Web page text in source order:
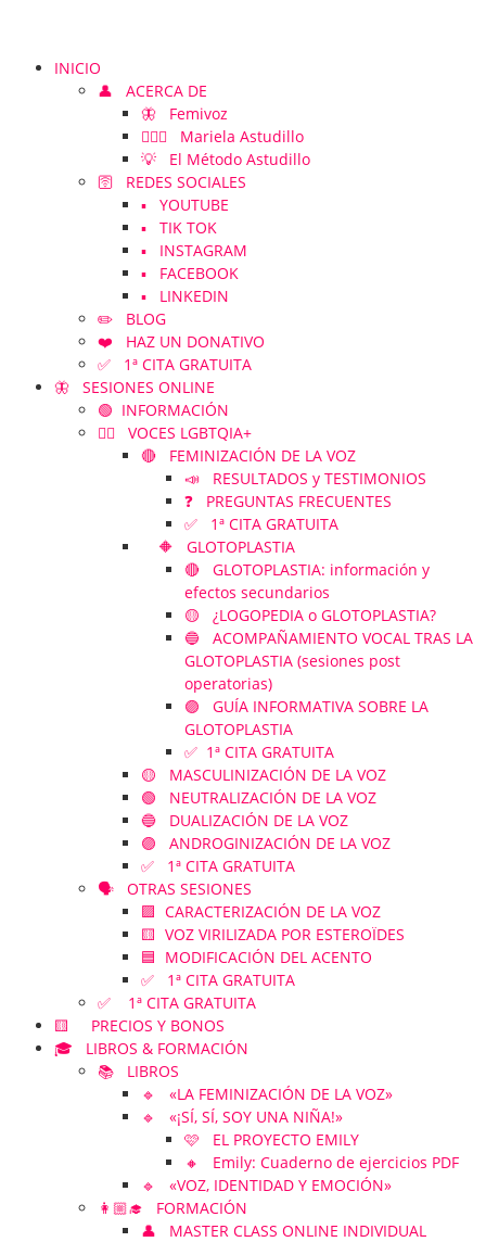
INICIO
👤 ACERCA DE
🦋 Femivoz
👱🏻‍♀️ Mariela Astudillo
💡 El Método Astudillo
🛜 REDES SOCIALES
▪️ YOUTUBE
▪️ TIK TOK
▪️ INSTAGRAM
▪️ FACEBOOK
▪️ LINKEDIN
✏️ BLOG
❤️ HAZ UN DONATIVO
✅ 1ª CITA GRATUITA
🦋 SESIONES ONLINE
🟢 INFORMACIÓN
🏳️‍🌈 VOCES LGBTQIA+
🔴 FEMINIZACIÓN DE LA VOZ
📣 RESULTADOS y TESTIMONIOS
❓ PREGUNTAS FRECUENTES
✅ 1ª CITA GRATUITA
🔶 GLOTOPLASTIA
🔴 GLOTOPLASTIA: información y
efectos secundarios
🟡 ¿LOGOPEDIA o GLOTOPLASTIA?
🔵 ACOMPAÑAMIENTO VOCAL TRAS LA
GLOTOPLASTIA (sesiones post
operatorias)
🟣 GUÍA INFORMATIVA SOBRE LA
GLOTOPLASTIA
✅ 1ª CITA GRATUITA
🟡 MASCULINIZACIÓN DE LA VOZ
🟢 NEUTRALIZACIÓN DE LA VOZ
🔵 DUALIZACIÓN DE LA VOZ
🟣 ANDROGINIZACIÓN DE LA VOZ
✅ 1ª CITA GRATUITA
🗣️ OTRAS SESIONES
🟪 CARACTERIZACIÓN DE LA VOZ
🟨 VOZ VIRILIZADA POR ESTEROÏDES
🟦 MODIFICACIÓN DEL ACENTO
✅ 1ª CITA GRATUITA
✅ 1ª CITA GRATUITA
🟨 PRECIOS Y BONOS
🎓 LIBROS & FORMACIÓN
📚 LIBROS
🔹 «LA FEMINIZACIÓN DE LA VOZ»
🔹 «¡SÍ, SÍ, SOY UNA NIÑA!»
🩷 EL PROYECTO EMILY
🔸 Emily: Cuaderno de ejercicios PDF
🔹 «VOZ, IDENTIDAD Y EMOCIÓN»
👩🏼‍🎓 FORMACIÓN
👤 MASTER CLASS ONLINE INDIVIDUAL